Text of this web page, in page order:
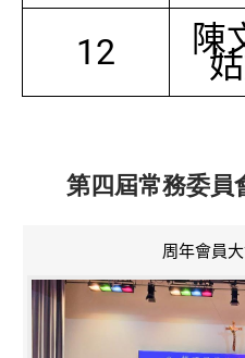
12 陳
第四屆常務委
周年會員